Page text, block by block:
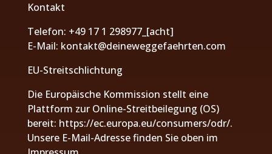
Kontakt
Telefon: +49 17 1 298977_[acht]
E-Mail: kontakt@deineweggefaehrten.com
EU-Streitschlichtung
Die Europäische Kommission stellt eine
Plattform zur Online-Streitbeilegung (OS)
bereit: https://ec.europa.eu/consumers/odr/.
Unsere E-Mail-Adresse finden Sie oben im